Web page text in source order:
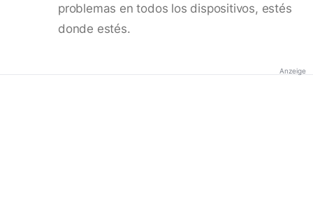
problemas en todos los dispositivos, estés
donde estés.
Anzeige